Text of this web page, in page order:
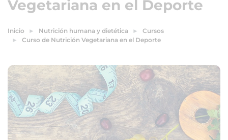
Vegetariana en el Deporte
Inicio Nutrición humana y dietética
Cursos
Curso de Nutrición Vegetariana en el Deporte